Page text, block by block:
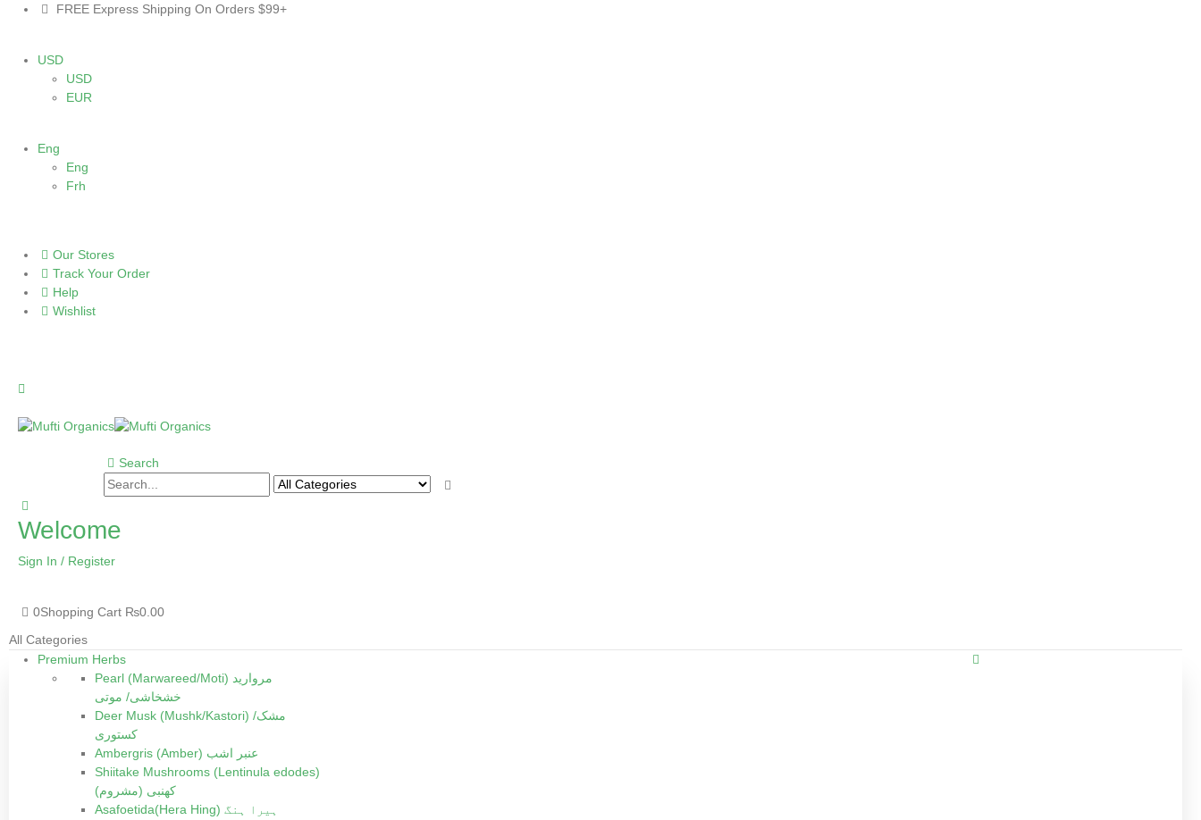
FREE Express Shipping On Orders $99+
USD
USD
EUR
Eng
Eng
Frh
Our Stores
Track Your Order
Help
Wishlist
Search
Welcome
Sign In / Register
0Shopping Cart ₨0.00
All Categories
Premium Herbs
Pearl (Marwareed/Moti) مروارید
خشخاشی/ موتی
Deer Musk (Mushk/Kastori) مشک/
کستوری
Ambergris (Amber) عنبر اشب
Shiitake Mushrooms (Lentinula edodes)
(کھنبی (مشروم
Asafoetida(Hera Hing) ہیرا ہنگ